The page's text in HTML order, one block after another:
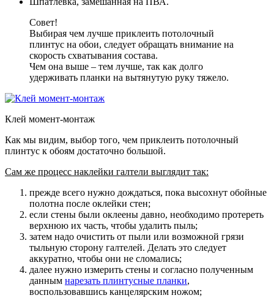
Совет!
Выбирая чем лучше приклеить потолочный
плинтус на обои, следует обращать внимание на
скорость схватывания состава.
Чем она выше – тем лучше, так как долго
удерживать планки на вытянутую руку тяжело.
Клей момент-монтаж
Как мы видим, выбор того, чем приклеить потолочный
плинтус к обоям достаточно большой.
Сам же процесс наклейки галтели выглядит так:
прежде всего нужно дождаться, пока высохнут обойные
полотна после оклейки стен;
если стены были оклеены давно, необходимо протереть
верхнюю их часть, чтобы удалить пыль;
затем надо очистить от пыли или возможной грязи
тыльную сторону галтелей. Делать это следует
аккуратно, чтобы они не сломались;
далее нужно измерить стены и согласно полученным
данным нарезать плинтусные планки,
воспользовавшись канцелярским ножом;